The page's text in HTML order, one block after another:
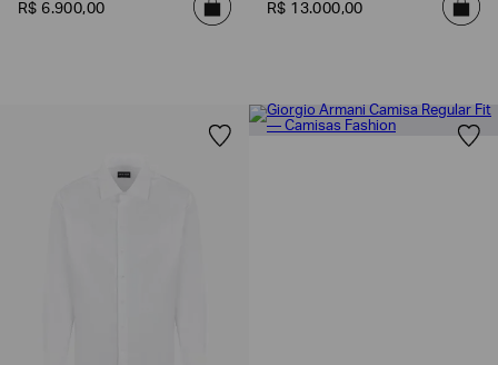
R$ 6.900,00 R$ 13.000,00